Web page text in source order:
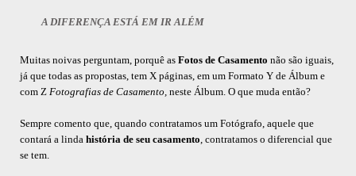
A DIFERENÇA ESTÁ EM IR ALÉM
Muitas noivas perguntam, porquê as Fotos de Casamento não são iguais,
já que todas as propostas, tem X páginas, em um Formato Y de Álbum e
com Z Fotografias de Casamento, neste Álbum. O que muda então?
Sempre comento que, quando contratamos um Fotógrafo, aquele que
contará a linda história de seu casamento , contratamos o diferencial que
se tem.